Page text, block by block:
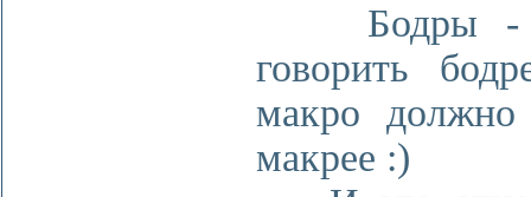
Бодры -
говорить
макро
макрее :)